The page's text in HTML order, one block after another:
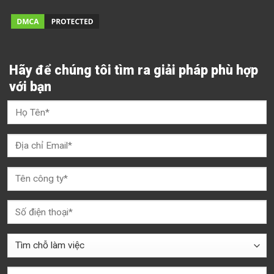
Hãy để chúng tôi tìm ra giải pháp phù hợp
với bạn